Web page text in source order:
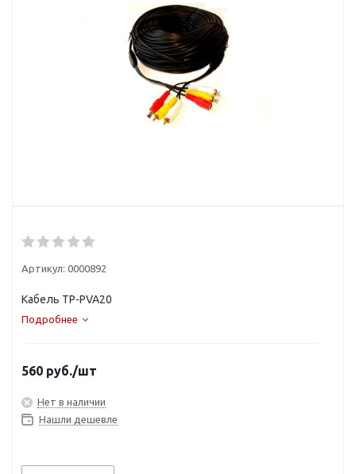
Артикул: 0000892
Кабель TP-PVA20
Подробнее
560 руб./шт
Нет в наличии
Нашли дешевле